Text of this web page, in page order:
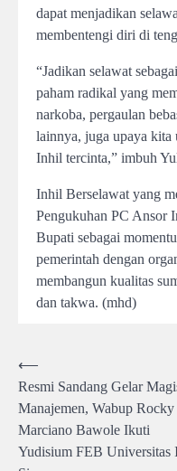
dapat menjadikan
membentengi diri di
“Jadikan selawat
paham radikal yang
narkoba, pergaulan
lainnya, juga upaya kita
Inhil tercinta,” imbuh
Inhil Berselawat yang
Pengukuhan PC Ansor
Bupati sebagai
pemerintah dengan
membangun kualitas
dan takwa. (mhd)
Post
navigation
⟵
Resmi Sandang Gelar
Manajemen, Wabup Rocky
Marciano Bawole Ikuti
Yudisium FEB Universitas